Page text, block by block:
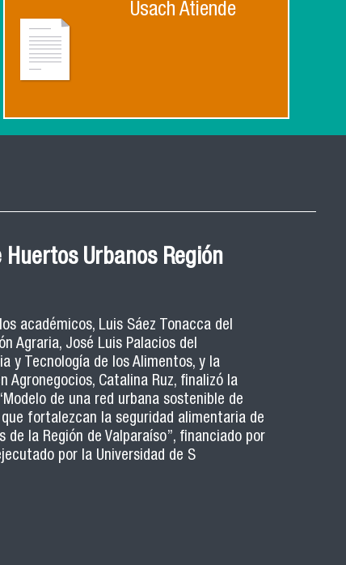
Usach Atiende
Huertos Urbanos Región
académicos, Luis Sáez Tonacca del
Agraria, José Luis Palacios del
y Tecnología de los Alimentos, y la
Agronegocios, Catalina Ruz, finalizó la
de una red urbana sostenible de
fortalezcan la seguridad alimentaria de
de la Región de Valparaíso”, financiado por
por la Universidad de S